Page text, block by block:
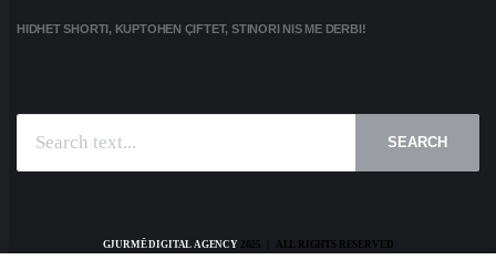
HIDHET SHORTI, KUPTOHEN ÇIFTET, STINORI NIS ME DERBI!
SEARCH
GJURMË DIGITAL AGENCY2025 | ALL RIGHTS RESERVED